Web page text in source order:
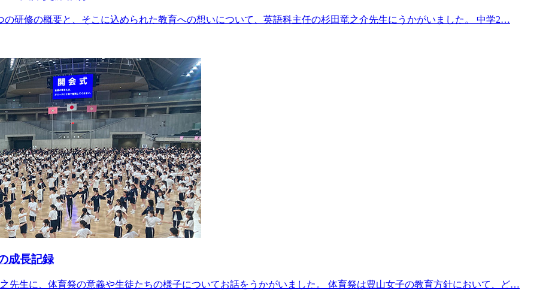
研修の概要と、そこに込められた教育への想いについて、英語科主任の杉田竜之介先生にうかがいました。 中学2…
成長記録
先生に、体育祭の意義や生徒たちの様子についてお話をうかがいました。 体育祭は豊山女子の教育方針において、ど…